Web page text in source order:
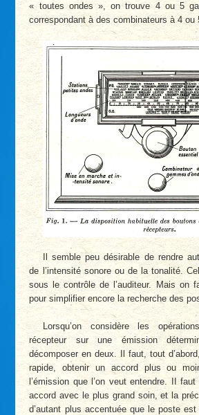
« toutes ondes », on trouve 4 ou 5
correspondant à des combinateurs à 4 ou
Il semble peu désirable de rendre
de l’intensité sonore ou de la tonalité.
sous le contrôle de l’auditeur. Mais on
pour simplifier encore la recherche des
Lorsqu’on considère les
récepteur sur une émission
décomposer en deux. Il faut, tout
rapide, obtenir un accord plus ou
l’émission que l’on veut entendre. II
accord avec le plus grand soin, et la
d’autant plus accentuée que le poste